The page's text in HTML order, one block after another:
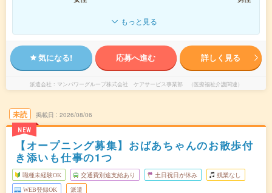
もっと見る
気になる! 応募へ進む 詳しく見る
派遣会社 マンパワーグループ株式会社 ケアサービス事業部 （医療福祉介護関連）
未読
NEW
掲載日 2026/08/06
【オープニング募集】おばあちゃんのお散歩付
き添いも仕事の1つ
職種未経験OK 交通費別途支給あり 土日祝日が休み 残業なし
WEB登録OK 派遣